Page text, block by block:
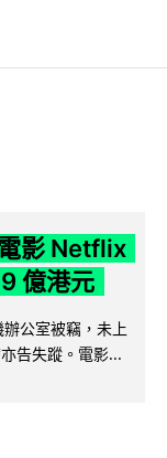
影 Netflix
億港元
公室被竊，未上
告失蹤。電影...